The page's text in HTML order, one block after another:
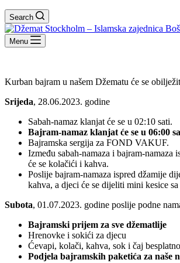
Search
Menu
Kurban bajram u našem Džematu će se
Srijeda, 28.06.2023. godine
Sabah-namaz klanjat će se u 02:10 sati.
Bajram-namaz klanjat će se u 06:00
Bajramska sergija za FOND VAKUF.
Između sabah-namaza i bajram-namaza
će se kolačići i kahva.
Poslije bajram-namaza ispred džamije
kahva, a djeci će se dijeliti mini kesice
Subota, 01.07.2023. godine poslije podne
Bajramski prijem za sve džematlije
Hrenovke i sokići za djecu
Ćevapi, kolači, kahva, sok i čaj
Podjela bajramskih paketića za naše